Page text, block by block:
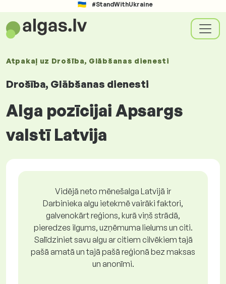
#StandWithUkraine
Atpakaļ uz Drošība, Glābšanas dienesti
Drošība, Glābšanas dienesti
Alga pozīcijai Apsargs
valstī Latvija
Vidējā neto mēnešalga Latvijā ir
Darbinieka algu ietekmē vairāki faktori,
galvenokārt reģions, kurā viņš strādā,
pieredzes ilgums, uzņēmuma lielums un citi.
Salīdziniet savu algu ar citiem cilvēkiem tajā
pašā amatā un tajā pašā reģionā bez maksas
un anonīmi.